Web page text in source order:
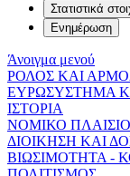
Στατιστικά
Ενημέρωση
Άνοιγμα μενού
ΡΟΛΟΣ ΚΑΙ
ΕΥΡΩΣΥΣΤΗΜΑ
ΙΣΤΟΡΙΑ
ΝΟΜΙΚΟ ΠΛΑΙΣΙΟ
ΔΙΟΙΚΗΣΗ ΚΑΙ
ΒΙΩΣΙΜΟΤΗΤΑ -